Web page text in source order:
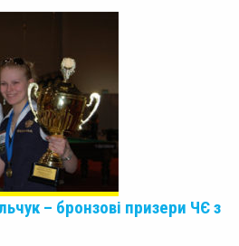
– бронзові призери ЧЄ з